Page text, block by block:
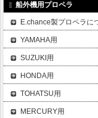
船外機用プロペラ
E.chance製プロペラに
YAMAHA用
SUZUKI用
HONDA用
TOHATSU用
MERCURY用